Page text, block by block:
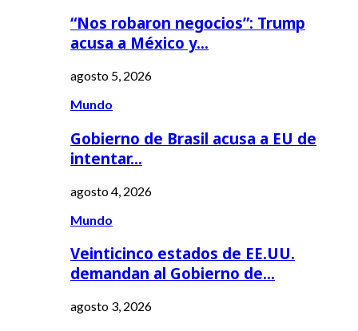
“Nos robaron negocios”: Trump
acusa a México y…
agosto 5, 2026
Mundo
Gobierno de Brasil acusa a EU de
intentar…
agosto 4, 2026
Mundo
Veinticinco estados de EE.UU.
demandan al Gobierno de…
agosto 3, 2026